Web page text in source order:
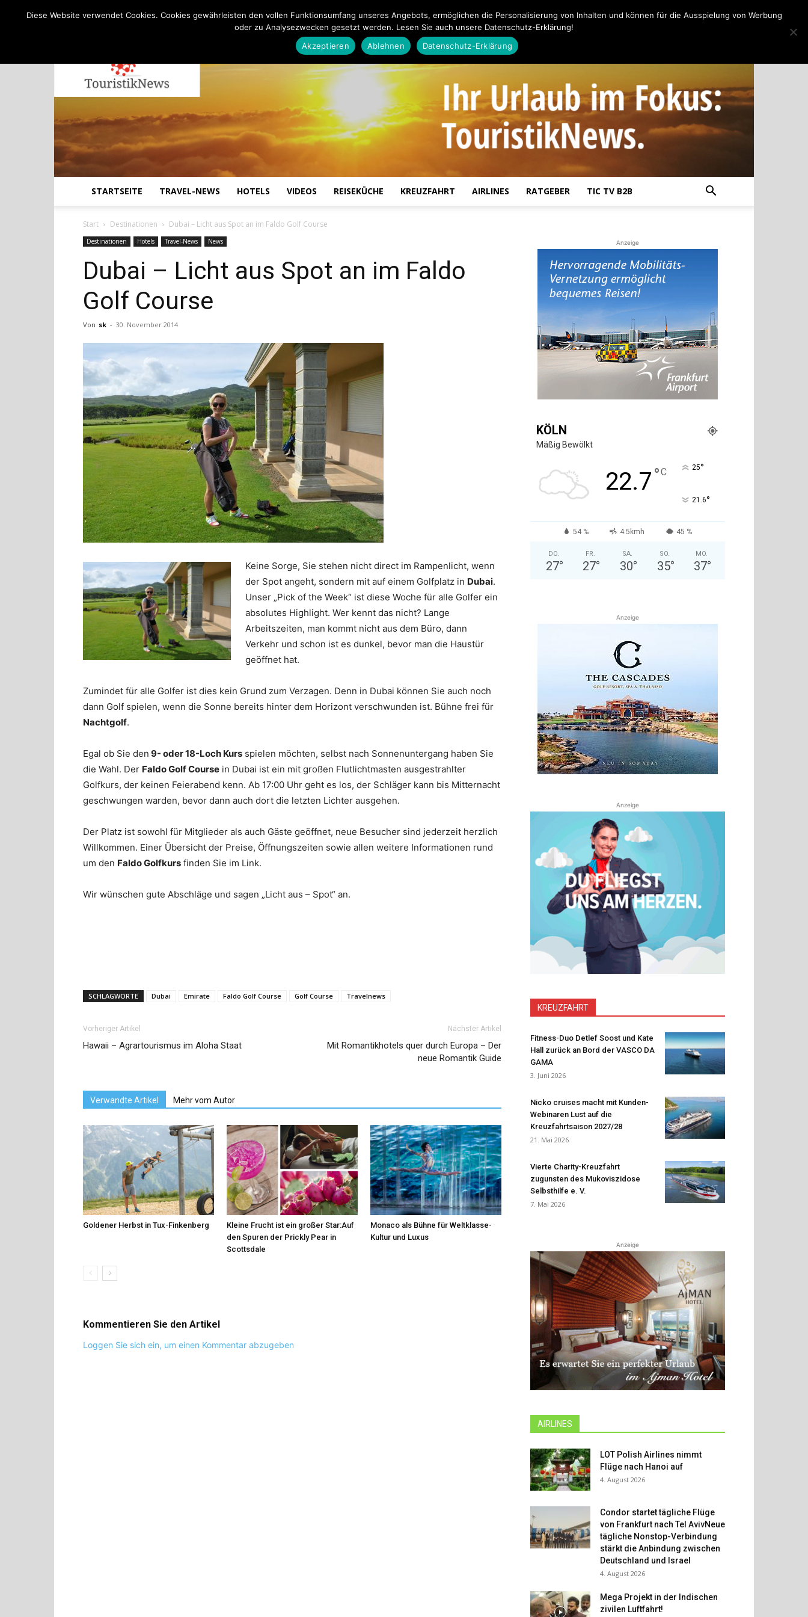
STARTSEITE TRAVEL-NEWS HOTELS VIDEOS REISEKÜCHE KREUZFAHRT AIRLINES RATGEBER TIC TV B2B
Start Destinationen Dubai – Licht aus Spot an im Faldo Golf Course
Destinationen Hotels Travel-News News
Dubai – Licht aus Spot an im Faldo
Golf Course
Von sk - 30. November 2014
Keine Sorge, Sie stehen nicht direct im Rampenlicht, wenn
der Spot angeht, sondern mit auf einem Golfplatz in Dubai.
Unser „Pick of the Week“ ist diese Woche für alle Golfer ein
absolutes Highlight. Wer kennt das nicht? Lange
Arbeitszeiten, man kommt nicht aus dem Büro, dann
Verkehr und schon ist es dunkel, bevor man die Haustür
geöffnet hat.
Zumindet für alle Golfer ist dies kein Grund zum Verzagen. Denn in Dubai können Sie auch noch
dann Golf spielen, wenn die Sonne bereits hinter dem Horizont verschwunden ist. Bühne frei für
Nachtgolf.
Egal ob Sie den 9- oder 18-Loch Kurs spielen möchten, selbst nach Sonnenuntergang haben Sie
die Wahl. Der Faldo Golf Course in Dubai ist ein mit großen Flutlichtmasten ausgestrahlter
Golfkurs, der keinen Feierabend kenn. Ab 17:00 Uhr geht es los, der Schläger kann bis Mitternacht
geschwungen warden, bevor dann auch dort die letzten Lichter ausgehen.
Der Platz ist sowohl für Mitglieder als auch Gäste geöffnet, neue Besucher sind jederzeit herzlich
Willkommen. Einer Übersicht der Preise, Öffnungszeiten sowie allen weitere Informationen rund
um den Faldo Golfkurs finden Sie im Link.
Wir wünschen gute Abschläge und sagen „Licht aus – Spot“ an.
SCHLAGWORTE Dubai Emirate Faldo Golf Course Golf Course Travelnews
Vorheriger Artikel
Hawaii – Agrartourismus im Aloha Staat
Nächster Artikel
Mit Romantikhotels quer durch Europa – Der
neue Romantik Guide
Verwandte Artikel Mehr vom Autor
Goldener Herbst in Tux-Finkenberg
Kleine Frucht ist ein großer Star:Auf
den Spuren der Prickly Pear in
Scottsdale
Monaco als Bühne für Weltklasse-
Kultur und Luxus
Kommentieren Sie den Artikel
Loggen Sie sich ein, um einen Kommentar abzugeben
Anzeige
KÖLN
Mäßig Bewölkt
22.7°C 25°
21.6°
54 % 4.5kmh 45 %
DO.
27°
FR.
27°
SA.
30°
SO.
35°
MO.
37°
Anzeige
Anzeige
KREUZFAHRT
Fitness-Duo Detlef Soost und Kate
Hall zurück an Bord der VASCO DA
GAMA
3. Juni 2026
Nicko cruises macht mit Kunden-
Webinaren Lust auf die
Kreuzfahrtsaison 2027/28
21. Mai 2026
Vierte Charity-Kreuzfahrt
zugunsten des Mukoviszidose
Selbsthilfe e. V.
7. Mai 2026
Anzeige
AIRLINES
LOT Polish Airlines nimmt
Flüge nach Hanoi auf
4. August 2026
Condor startet tägliche Flüge
von Frankfurt nach Tel AvivNeue
tägliche Nonstop-Verbindung
stärkt die Anbindung zwischen
Deutschland und Israel
4. August 2026
Mega Projekt in der Indischen
zivilen Luftfahrt!
Diese Website verwendet Cookies. Cookies gewährleisten den vollen Funktionsumfang unseres Angebots, ermöglichen die Personalisierung von Inhalten und können für die Ausspielung von Werbung
oder zu Analysezwecken gesetzt werden. Lesen Sie auch unsere Datenschutz-Erklärung!
Akzeptieren
Ablehnen Datenschutz-Erklärung